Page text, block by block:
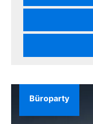
Büroparty